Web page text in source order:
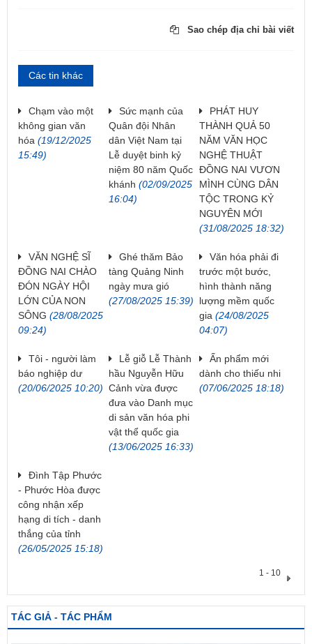
Sao chép địa chỉ bài viết
Các tin khác
Chạm vào một
không gian văn
hóa (19/12/2025
15:49)
Sức mạnh của
Quân đội Nhân
dân Việt Nam tại
Lễ duyệt binh kỷ
niệm 80 năm Quốc
khánh (02/09/2025
16:04)
PHÁT HUY
THÀNH QUẢ 50
NĂM VĂN HỌC
NGHỆ THUẬT
ĐỒNG NAI VƯƠN
MÌNH CÙNG DÂN
TỘC TRONG KỶ
NGUYÊN MỚI
(31/08/2025 18:32)
VĂN NGHỆ SĨ
ĐỒNG NAI CHÀO
ĐÓN NGÀY HỘI
LỚN CỦA NON
SÔNG (28/08/2025
09:24)
Ghé thăm Bảo
tàng Quảng Ninh
ngày mưa gió
(27/08/2025 15:39)
Văn hóa phải đi
trước một bước,
hình thành năng
lượng mềm quốc
gia (24/08/2025
04:07)
Tôi - người làm
báo nghiệp dư
(20/06/2025 10:20)
Lễ giỗ Lễ Thành
hầu Nguyễn Hữu
Cảnh vừa được
đưa vào Danh mục
di sản văn hóa phi
vật thể quốc gia
(13/06/2025 16:33)
Ấn phẩm mới
dành cho thiếu nhi
(07/06/2025 18:18)
Đình Tập Phước
- Phước Hòa được
công nhận xếp
hạng di tích - danh
thắng của tỉnh
(26/05/2025 15:18)
1 - 10
TÁC GIẢ - TÁC PHẨM